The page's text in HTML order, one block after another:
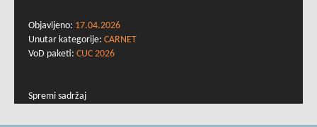
Objavljeno: 17.04.2026
Unutar kategorije: CARNET
VoD paketi: CUC 2026
Spremi sadržaj